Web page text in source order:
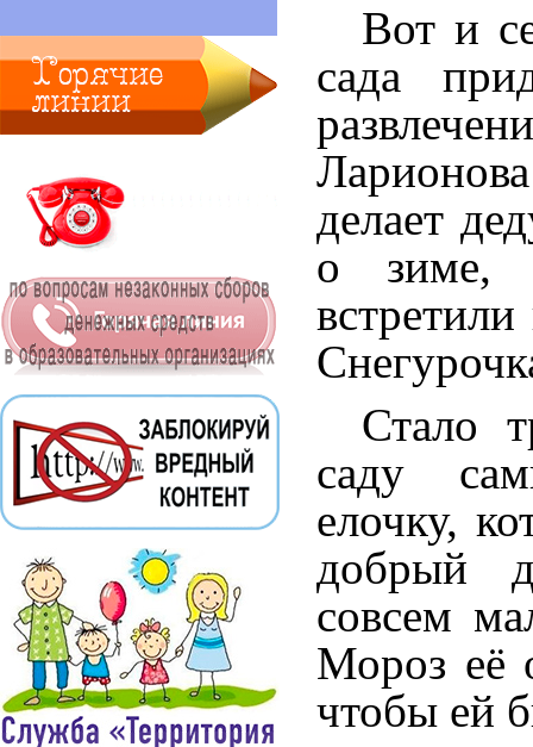
Вот и
сада
делает
о зиме,
Стало
саду
елочку,
добрый
совсем
Мороз её
чтобы ей